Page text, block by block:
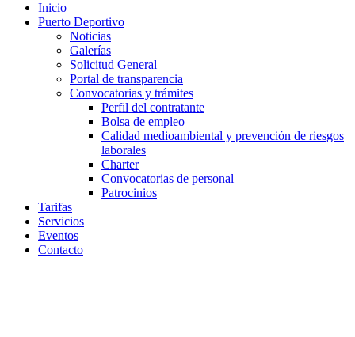
Inicio
Puerto Deportivo
Noticias
Galerías
Solicitud General
Portal de transparencia
Convocatorias y trámites
Perfil del contratante
Bolsa de empleo
Calidad medioambiental y prevención de riesgos
laborales
Charter
Convocatorias de personal
Patrocinios
Tarifas
Servicios
Eventos
Contacto